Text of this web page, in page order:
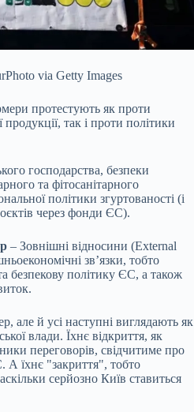
via Getty Images
протестують як проти
так і проти політики
господарства, безпеки
та фітосанітарного
політики згуртованості (і
через фонди ЄС).
– Зовнішні відносини (External
зв’язки, тобто
безпекову політику ЄС, а також
але й усі наступні виглядають як
влади. Їхнє відкриття, як
переговорів, свідчитиме про
А їхнє "закриття", тобто
серйозно Київ ставиться